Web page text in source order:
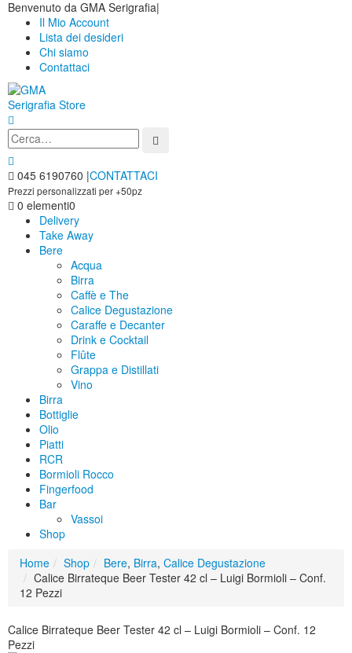
Benvenuto da GMA Serigrafia|
Il Mio Account
Lista dei desideri
Chi siamo
Contattaci
045 6190760 |CONTATTACI
Prezzi personalizzati per +50pz
0 elementi0
Delivery
Take Away
Bere
Acqua
Birra
Caffè e The
Calice Degustazione
Caraffe e Decanter
Drink e Cocktail
Flûte
Grappa e Distillati
Vino
Birra
Bottiglie
Olio
Piatti
RCR
Bormioli Rocco
Fingerfood
Bar
Vassoi
Shop
Home
Shop Bere, Birra, Calice Degustazione
Calice Birrateque Beer Tester 42 cl – Luigi Bormioli – Conf.
12 Pezzi
Calice Birrateque Beer Tester 42 cl – Luigi Bormioli – Conf. 12
Pezzi